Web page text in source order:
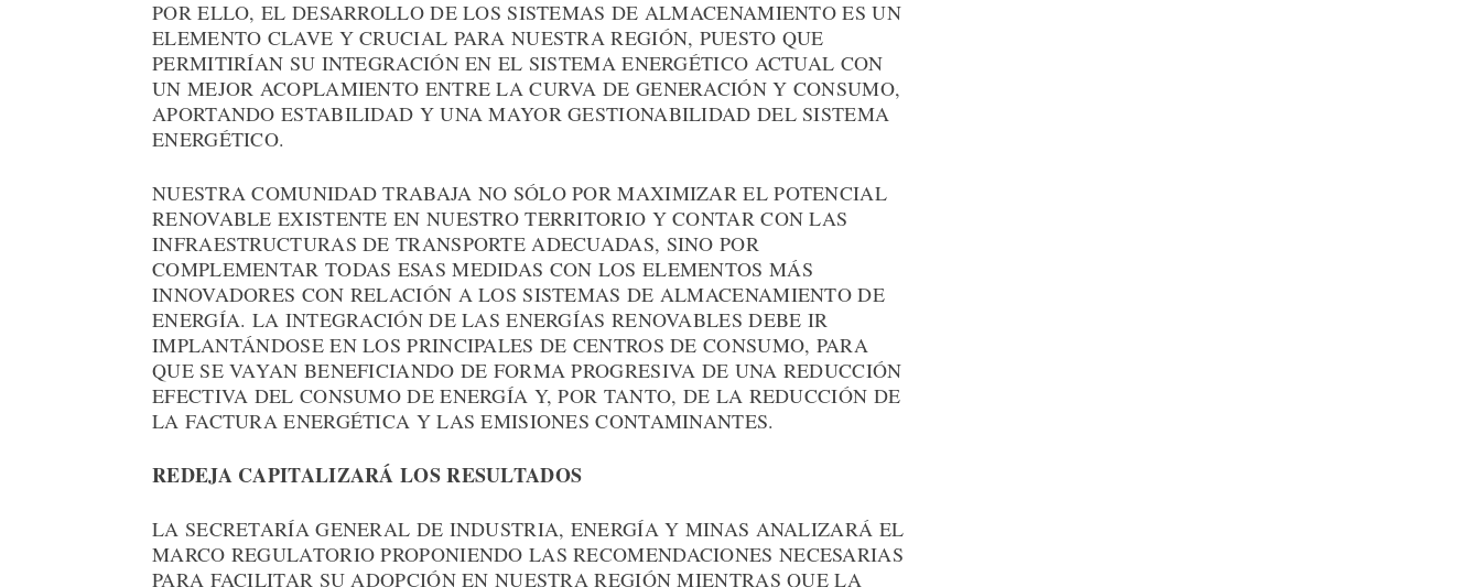
POR ELLO, EL DESARROLLO DE LOS SISTEMAS DE ALMACENAMIENTO ES UN
ELEMENTO CLAVE Y CRUCIAL PARA NUESTRA REGIÓN, PUESTO QUE
PERMITIRÍAN SU INTEGRACIÓN EN EL SISTEMA ENERGÉTICO ACTUAL CON
UN MEJOR ACOPLAMIENTO ENTRE LA CURVA DE GENERACIÓN Y CONSUMO,
APORTANDO ESTABILIDAD Y UNA MAYOR GESTIONABILIDAD DEL SISTEMA
ENERGÉTICO.
NUESTRA COMUNIDAD TRABAJA NO SÓLO POR MAXIMIZAR EL POTENCIAL
RENOVABLE EXISTENTE EN NUESTRO TERRITORIO Y CONTAR CON LAS
INFRAESTRUCTURAS DE TRANSPORTE ADECUADAS, SINO POR
COMPLEMENTAR TODAS ESAS MEDIDAS CON LOS ELEMENTOS MÁS
INNOVADORES CON RELACIÓN A LOS SISTEMAS DE ALMACENAMIENTO DE
ENERGÍA. LA INTEGRACIÓN DE LAS ENERGÍAS RENOVABLES DEBE IR
IMPLANTÁNDOSE EN LOS PRINCIPALES DE CENTROS DE CONSUMO, PARA
QUE SE VAYAN BENEFICIANDO DE FORMA PROGRESIVA DE UNA REDUCCIÓN
EFECTIVA DEL CONSUMO DE ENERGÍA Y, POR TANTO, DE LA REDUCCIÓN DE
LA FACTURA ENERGÉTICA Y LAS EMISIONES CONTAMINANTES.
REDEJA CAPITALIZARÁ LOS RESULTADOS
LA SECRETARÍA GENERAL DE INDUSTRIA, ENERGÍA Y MINAS ANALIZARÁ EL
MARCO REGULATORIO PROPONIENDO LAS RECOMENDACIONES NECESARIAS
PARA FACILITAR SU ADOPCIÓN EN NUESTRA REGIÓN MIENTRAS QUE LA